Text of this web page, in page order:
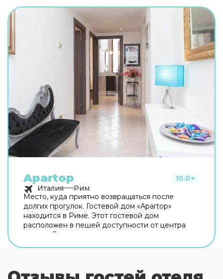
Apartop 10.0★
Италия
Рим
Место, куда приятно возвращаться после
долгих прогулок. Гостевой дом «Apartop»
находится в Риме. Этот гостевой дом
расположен в пешей доступности от центра
города. Рядом с гостевым домом можно
В гостевом доме есть бесплатный Wi-Fi. Для